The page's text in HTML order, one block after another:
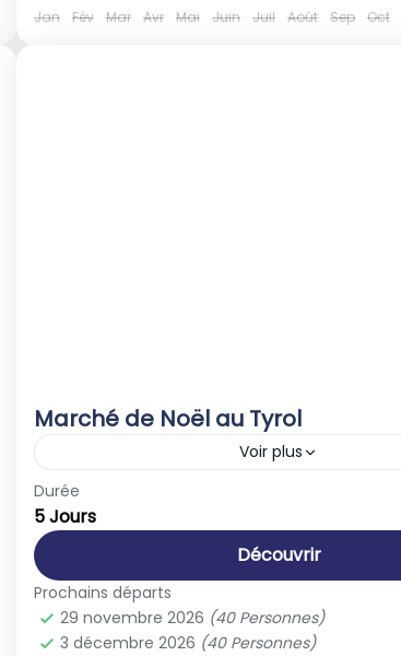
Jan Fév Mar Avr Mai Juin Juil Août Sep Oct
Marché de Noël au Tyrol
Voir plus
Autriche
1-40 People
Durée
5 Jours
Découvrir
Prochains départs
29 novembre 2026 (40 Personnes)
3 décembre 2026 (40 Personnes)